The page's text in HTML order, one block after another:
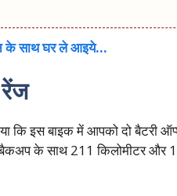
के साथ घर ले आइये…
कि इस बाइक में आपको दो बैटरी
के साथ 211 किलोमीटर और